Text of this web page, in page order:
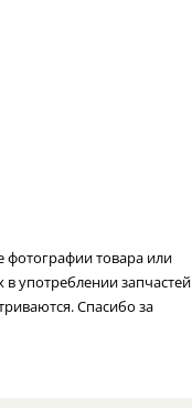
фотографии товара или
употреблении запчастей
Спасибо за